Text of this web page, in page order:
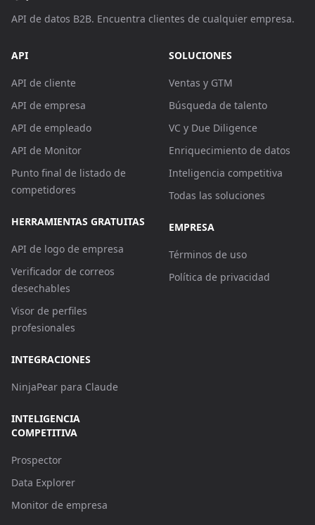
API de datos B2B. Encuentra clientes de cualquier empresa.
API
API de cliente
API de empresa
API de empleado
API de Monitor
Punto final de listado de
competidores
HERRAMIENTAS GRATUITAS
API de logo de empresa
Verificador de correos
desechables
Visor de perfiles
profesionales
INTEGRACIONES
NinjaPear para Claude
INTELIGENCIA
COMPETITIVA
Prospector
Data Explorer
Monitor de empresa
SOLUCIONES
Ventas y GTM
Búsqueda de talento
VC y Due Diligence
Enriquecimiento de datos
Inteligencia competitiva
Todas las soluciones
EMPRESA
Términos de uso
Política de privacidad